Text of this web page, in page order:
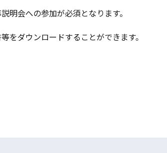
明会への参加が必須となります。
をダウンロードすることができます。